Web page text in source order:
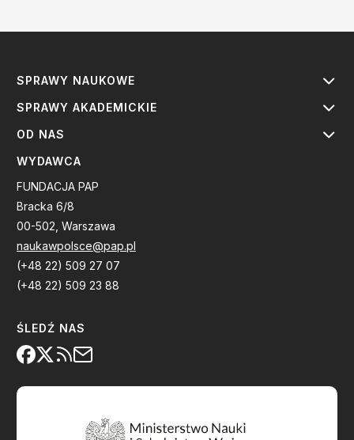
SPRAWY NAUKOWE
SPRAWY AKADEMICKIE
OD NAS
WYDAWCA
FUNDACJA PAP
Bracka 6/8
00-502, Warszawa
naukawpolsce@pap.pl
(+48 22) 509 27 07
(+48 22) 509 23 88
ŚLEDŹ NAS